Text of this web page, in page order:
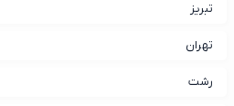
تبریز
تهران
رشت